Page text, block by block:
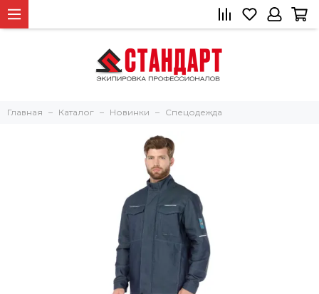
Главная Каталог Новинки Спецодежда